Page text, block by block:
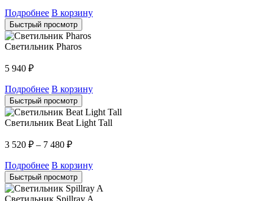
Подробнее В корзину
Быстрый просмотр
Светильник Pharos
5 940 ₽
Подробнее В корзину
Быстрый просмотр
Светильник Beat Light Tall
3 520 ₽ – 7 480 ₽
Подробнее В корзину
Быстрый просмотр
Светильник Spillray A